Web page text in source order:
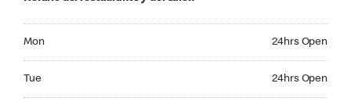
Mon 24hrs Open
Tue 24hrs Open